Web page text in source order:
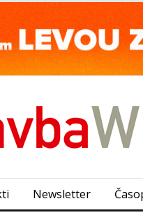
Newsletter